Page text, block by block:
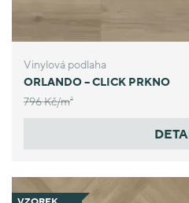
Vinylová podlaha
ORLANDO – CLICK PRKNO
796 Kč/m2